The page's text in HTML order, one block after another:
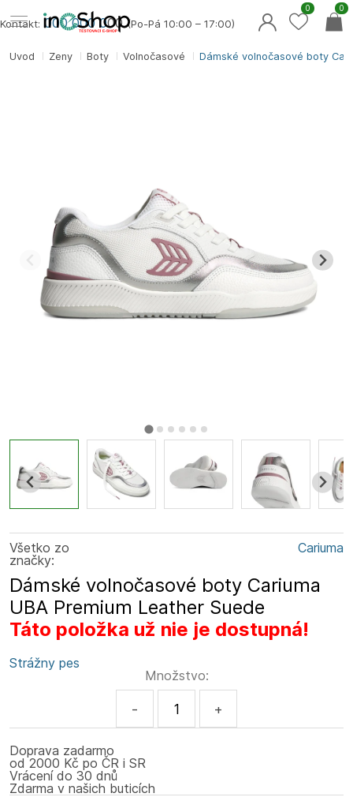
Úvod Ženy Boty Volnočasové Dámské volnočasové boty
Všetko zo
značky:
Cariuma
Dámské volnočasové boty Cariuma
UBA Premium Leather Suede
Táto položka už nie je dostupná!
Strážny pes
Množstvo:
- +
Doprava zadarmo
od 2000 Kč po ČR i SR
Vrácení do 30 dnů
Zdarma v našich buticích
Kontakt: 000 000 000(Po-Pá 10:00 – 17:00)
0
0